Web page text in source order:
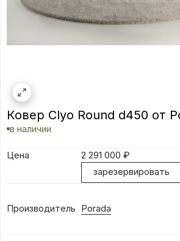
Ковер Clyo Round d450 от
в наличии
Цена 2 291 000 ₽
зарезервировать
Производитель Porada